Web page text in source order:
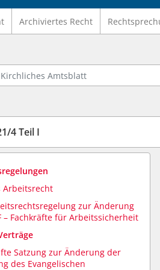
Archiviertes Recht
Amtsblatt
4 Teil I
Arbeitsrecht
zur Änderung
– Fachkräfte für Arbeitssicherheit
Satzung zur Änderung der
des Evangelischen